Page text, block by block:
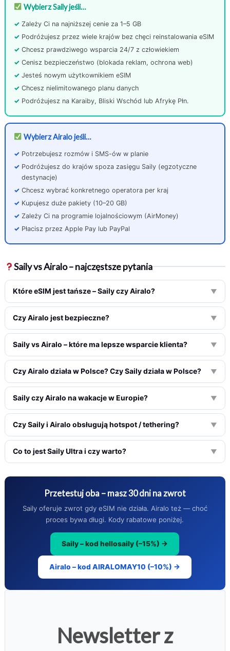
Wybierz Saily jeśli…
Zależy Ci na najniższej cenie za 1–5 GB
Podróżujesz przez wiele krajów bez chęci reinstalowania eSIM
Chcesz prawdziwego wsparcia 24/7 z człowiekiem
Cenisz bezpieczeństwo (blokada reklam, ochrona web)
Jesteś nowym użytkownikiem eSIM
Chcesz nielimitowanego planu danych
Podróżujesz na Karaiby, Bliski Wschód lub Afrykę Płn.
Wybierz Airalo jeśli…
Potrzebujesz rozmów i SMS-ów w planie
Podróżujesz do krajów spoza zasięgu Saily (egzotyczne
destynacje)
Chcesz wybrać konkretnego operatora per kraj
Kupujesz duże pakiety (10–20 GB)
Zależy Ci na programie lojalnościowym (AirMoney)
Płacisz przez Apple Pay lub PayPal
Saily vs Airalo – najczęstsze pytania
Które eSIM jest tańsze – Saily czy Airalo? ▼
Czy Airalo jest bezpieczne? ▼
Saily vs Airalo – które ma lepsze wsparcie klienta? ▼
Czy Airalo działa w Polsce? Czy Saily działa w Polsce? ▼
Saily czy Airalo na wakacje w Europie? ▼
Czy Saily i Airalo obsługują hotspot / tethering? ▼
Co to jest Saily Ultra i czy warto? ▼
Przetestuj oba – masz 30 dni na zwrot
Saily oferuje zwrot gdy eSIM nie działa. Airalo też — choć
proces bywa długi. Kody rabatowe poniżej.
Saily – kod hellosaily (–15%) →
Airalo – kod AIRALOMAY10 (–10%) →
Newsletter z